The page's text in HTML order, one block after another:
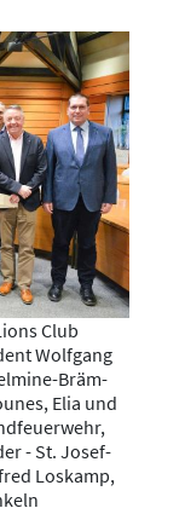
Club
Wolfgang
Bräm-
Elia und
- St. Josef-
Loskamp,